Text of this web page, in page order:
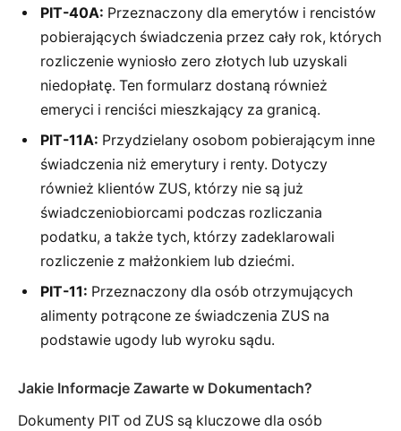
PIT-40A: Przeznaczony dla emerytów i rencistów
pobierających świadczenia przez cały rok, których
rozliczenie wyniosło zero złotych lub uzyskali
niedopłatę. Ten formularz dostaną również
emeryci i renciści mieszkający za granicą.
PIT-11A: Przydzielany osobom pobierającym inne
świadczenia niż emerytury i renty. Dotyczy
również klientów ZUS, którzy nie są już
świadczeniobiorcami podczas rozliczania
podatku, a także tych, którzy zadeklarowali
rozliczenie z małżonkiem lub dziećmi.
PIT-11: Przeznaczony dla osób otrzymujących
alimenty potrącone ze świadczenia ZUS na
podstawie ugody lub wyroku sądu.
Jakie Informacje Zawarte w Dokumentach?
Dokumenty PIT od ZUS są kluczowe dla osób